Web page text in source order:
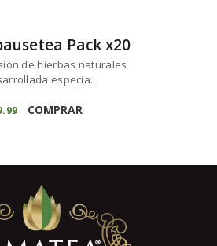
Pack x20
de hierbas naturales
especia...
99 COMPRAR